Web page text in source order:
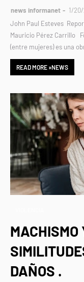
news informanet
1/
John Paul Esteves
Mauricio Pérez Carrillo
(entre mujeres) es una
READ MORE »NEWS
MACHISMO
DAÑOS .